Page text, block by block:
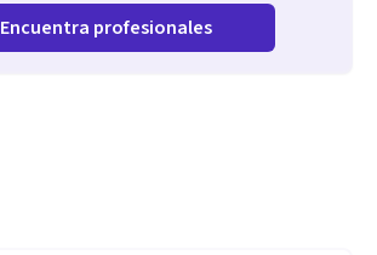
Encuentra profesionales